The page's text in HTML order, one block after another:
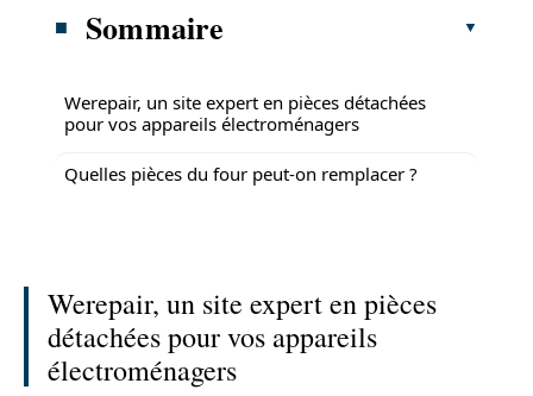
Sommaire
Werepair, un site expert en pièces détachées
pour vos appareils électroménagers
Quelles pièces du four peut-on remplacer ?
Werepair, un site expert en pièces
détachées pour vos appareils
électroménagers